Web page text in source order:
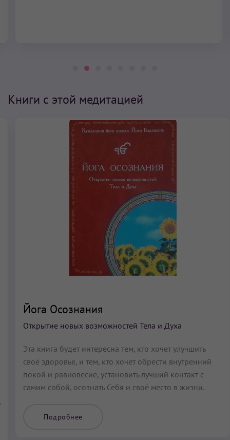
Книги с этой медитацией
Йога Осознания
Открытие новых возможностей Тела и Духа
Эта книга будет интересна тем, кто хочет улучшить
своё здоровье, и тем, кто хочет обрести внутренний
покой и равновесие, установить лучший контакт с
самим собой, осознать Себя и своё место в жизни.
Подробнее